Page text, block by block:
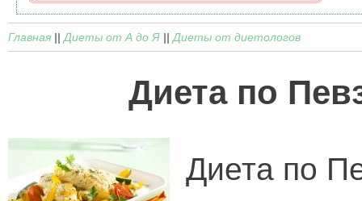
Главная || Диеты от А до Я || Диеты от диетологов
Диета по
Диета по